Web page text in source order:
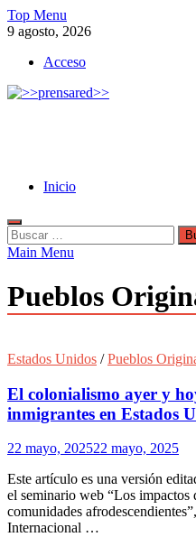
Skip
to
Top Menu
9 agosto, 2026
Acceso
Inicio
Buscar:
Main Menu
Pueblos
Estados Unidos /Pueblos
El colonialismo ayer y
inmigrantes en Estados
22 mayo, 202522 mayo, 2025
Este artículo es una versión
el seminario web “Los
comunidades
Internacional …